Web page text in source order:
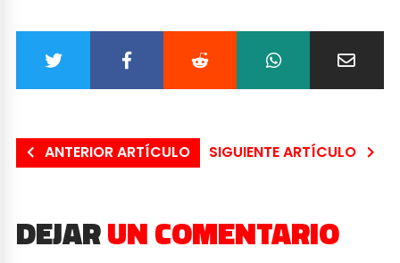
ANTERIOR ARTÍCULO SIGUIENTE ARTÍCULO
DEJARUN COMENTARIO